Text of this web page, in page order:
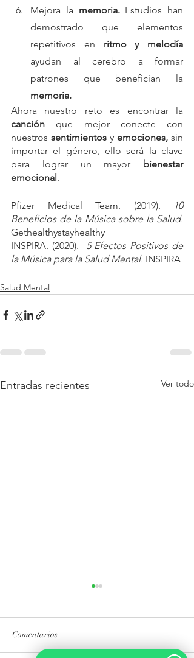
Mejora la memoria. Estudios han
demostrado que elementos
repetitivos en ritmo y melodía
ayudan al cerebro a formar
memoria.
canción que mejor conecte con
nuestros sentimientos y emociones, sin
importar el género, ello será la clave
para lograr un mayor
bienestar
emocional .
Pfizer Medical Team. (2019).
10
Gethealthystayhealthy
INSPIRA. (2020).
5 Efectos Positivos de
la Música para la Salud Mental. INSPIRA
Salud Mental
Entradas recientes Ver todo
Comentarios